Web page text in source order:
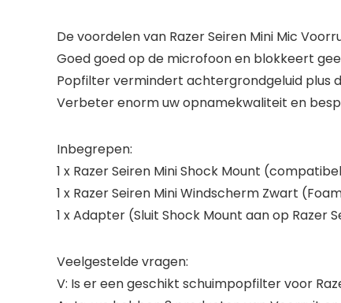
De voordelen van Razer Seiren Mini Mic
Goed goed op de microfoon en blokkeert
Popfilter vermindert achtergrondgeluid plus
Verbeter enorm uw opnamekwaliteit en
Inbegrepen:
1 x Razer Seiren Mini Shock Mount
1 x Razer Seiren Mini Windscherm Zwart
1 x Adapter (Sluit Shock Mount aan op Razer
Veelgestelde vragen:
V: Is er een geschikt schuimpopfilter voor